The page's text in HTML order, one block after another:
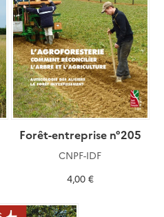
Forêt-entreprise n°205
CNPF-IDF
4,00 €